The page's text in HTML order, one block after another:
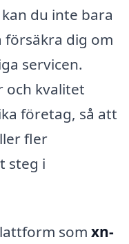
du inte bara
försäkra dig om
servicen.
och kvalitet
företag, så att
fler
steg i
som xn-